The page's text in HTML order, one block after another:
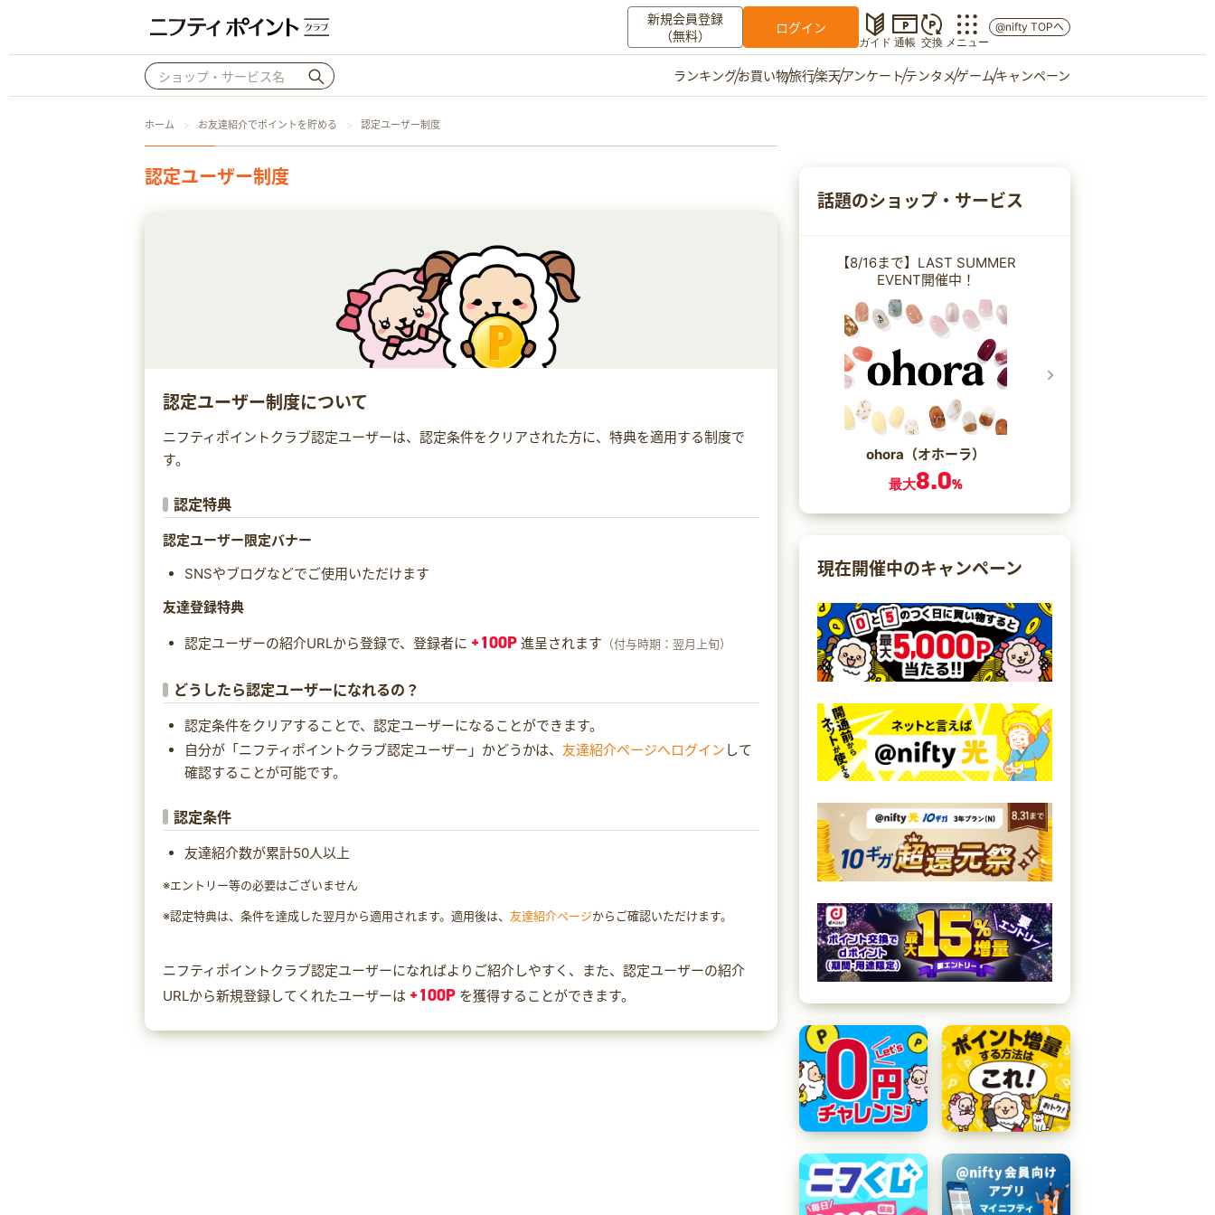
新規会員登録
（無料）
ログイン
ガイド 通帳 交換 メニュー
ポイント通帳 ポイント交換 登録情報
お知らせ
キャンペーン
ご意見箱
@nifty TOPへ
ランキングお買い物旅行楽天アンケートテンタメゲームキャンペーン
ホーム お友達紹介でポイントを貯める 認定ユーザー制度
認定ユーザー制度
認定ユーザー制度について
ニフティポイントクラブ認定ユーザーは、認定条件をクリアされた方に、特典を適用する制度で
す。
認定特典
認定ユーザー限定バナー
SNSやブログなどでご使用いただけます
友達登録特典
認定ユーザーの紹介URLから登録で、登録者に +100P 進呈されます （付与時期：翌月上旬）
どうしたら認定ユーザーになれるの？
認定条件をクリアすることで、認定ユーザーになることができます。
自分が「ニフティポイントクラブ認定ユーザー」かどうかは、 友達紹介ページへログイン して
確認することが可能です。
認定条件
友達紹介数が累計50人以上
※エントリー等の必要はございません
※認定特典は、条件を達成した翌月から適用されます。適用後は、 友達紹介ページからご確認いただけます。
ニフティポイントクラブ認定ユーザーになればよりご紹介しやすく、また、認定ユーザーの紹介
URLから新規登録してくれたユーザーは +100P を獲得することができます。
話題のショップ・サービス
【8/16まで】LAST SUMMER
EVENT開催中！
ohora（オホーラ）
最大8.0%
現在開催中のキャンペーン